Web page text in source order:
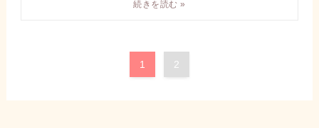
1 2